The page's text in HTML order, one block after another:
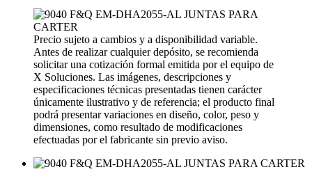
Precio sujeto a cambios y a disponibilidad variable.
Antes de realizar cualquier depósito, se recomienda
solicitar una cotización formal emitida por el equipo de
X Soluciones. Las imágenes, descripciones y
especificaciones técnicas presentadas tienen carácter
únicamente ilustrativo y de referencia; el producto final
podrá presentar variaciones en diseño, color, peso y
dimensiones, como resultado de modificaciones
efectuadas por el fabricante sin previo aviso.